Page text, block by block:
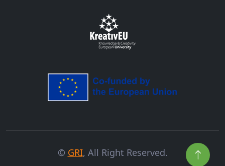
© GRI, All Right Reserved.